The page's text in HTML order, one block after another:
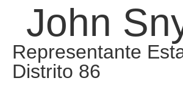
John
Representante
Distrito 86